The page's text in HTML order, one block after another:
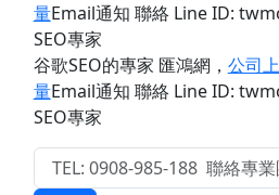
量Email通知 聯絡 Line ID:
SEO專家
谷歌SEO的專家 匯鴻網 ， 公司
量Email通知 聯絡 Line ID:
SEO專家